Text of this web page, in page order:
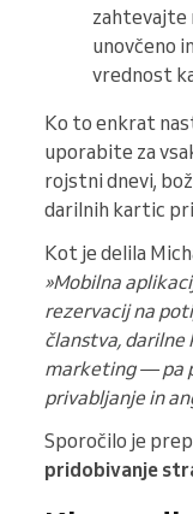
zahtevajte
unovčeno
vrednost
Ko to enkrat
uporabite za
rojstni dnevi,
darilnih kartic
Kot je delila
»Mobilna
rezervacij na
članstva, darilne
marketing — pa
privabljanje in
Sporočilo je
pridobivanje